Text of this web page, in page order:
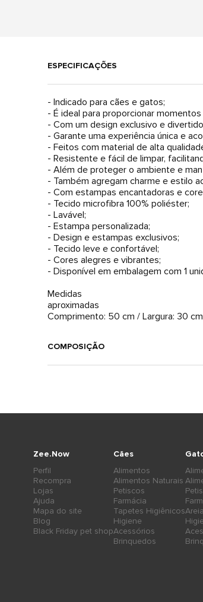
ESPECIFICAÇÕES
- Indicado para cães e gatos;
- É ideal para proporcionar
- Com um design exclusivo e
- Garante uma experiência única e
- Feitos com material de alta
- Resistente e fácil de limpar,
- Além de proteger o ambiente e
- Também agregam charme e estilo
- Com estampas encantadoras e
- Tecido microfibra 100% poliéster;
- Lavável;
- Estampa personalizada;
- Design e estampas exclusivos;
- Tecido leve e confortável;
- Cores alegres e vibrantes;
- Disponível em embalagem com 1
Medidas
aproximadas
Comprimento: 50 cm / Largura: 30
COMPOSIÇÃO
Cães
Alimentos
Alimentos Naturais
Petiscos
Farmácia
Tapetes Higiênicos
Higiene
Acessórios
Brinquedos
Zee.Now
Perfil
Recompra
Lojas
Ajuda
Mapa do site
Blog
Black Friday pet shop